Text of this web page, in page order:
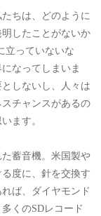
ちは、どのように
したことがないか
立っていないな
なってしまいま
しないし、人々は
チャンスがあるの
ます。
蓄音機。米国製や
度に、針を交換す
ば、ダイヤモンド
くのSDレコード